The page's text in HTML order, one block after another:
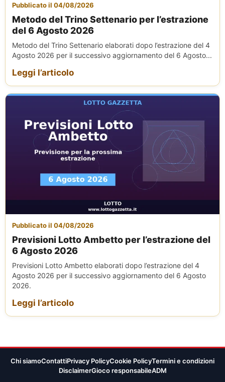
Pubblicato il 04/08/2026
Metodo del Trino Settenario per l’estrazione
del 6 Agosto 2026
Metodo del Trino Settenario elaborati dopo l’estrazione del 4
Agosto 2026 per il successivo aggiornamento del 6 Agosto...
Leggi l’articolo
Pubblicato il 04/08/2026
Previsioni Lotto Ambetto per l’estrazione del
6 Agosto 2026
Previsioni Lotto Ambetto elaborati dopo l’estrazione del 4
Agosto 2026 per il successivo aggiornamento del 6 Agosto
2026.
Leggi l’articolo
Chi siamoContattiPrivacy PolicyCookie PolicyTermini e condizioni
DisclaimerGioco responsabileADM